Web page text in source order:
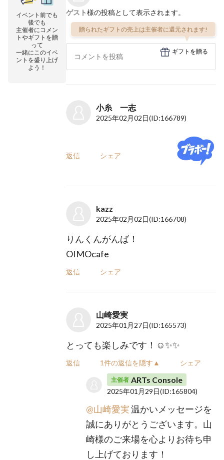
イベント前でも
後でも
主催者にコメン
トやギフトを贈
って
一緒にこのイベ
ントを盛り上げ
よう！
ゲスト様の投稿として表示されます。
贈られたギフトの売上は主催者に還元されます!
ギフトを贈る
小糸 一志
2025年02月02日(ID:166789)
返信 シェア
kazz
2025年02月02日(ID:166708)
りんくんがんば！
OIMOcafe
返信 シェア
山崎愛実
2025年01月27日(ID:165573)
とっても楽しみです！☺️✨✨
返信 1件の返信を隠す▲ シェア
主催者 ARTs Console
2025年01月29日(ID:165804)
@山崎愛実温かいメッセージを
誠にありがとうございます。山
崎様のご来場を心よりお待ち申
し上げております！